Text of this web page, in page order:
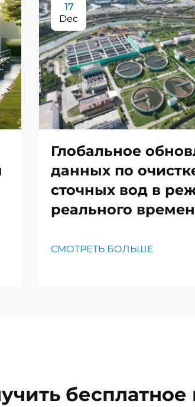
17
Dec
Глобальное
данных по
сточных вод в
реального
СМОТРЕТЬ БОЛЬШЕ